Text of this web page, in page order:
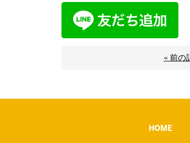
« 前の
HOME